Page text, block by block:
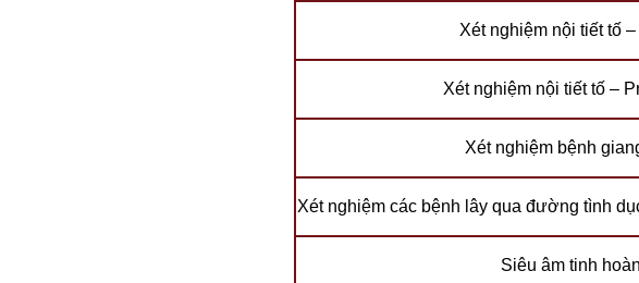
Xét nghiệm nội tiết tố –
Xét nghiệm nội tiết tố –
Xét nghiệm bệnh
Xét nghiệm các bệnh lây qua đường tình
Siêu âm tinh hoàn